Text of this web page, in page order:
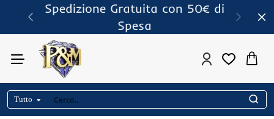
Spedizione Gratuita con 50€ di
Spesa
Tutto
Cerca..